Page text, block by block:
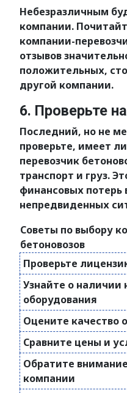
Небезразличным
компании.
компании-
отзывов
положительных,
другой компании.
6. Проверьте
Последний, но не
проверьте, имеет
перевозчик
транспорт и груз.
финансовых потерь
непредвиденных
Советы по выбору
бетоновозов
Проверьте
Узнайте о наличии
оборудования
Оцените качество
Сравните цены и
Обратите
компании